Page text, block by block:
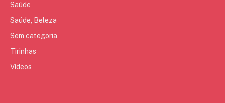
Saúde
Saúde, Beleza
Sem categoria
Tirinhas
Vídeos